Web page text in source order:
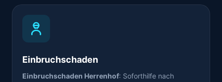
Einbruchschaden
Einbruchschaden Herrenhof: Soforthilfe nach